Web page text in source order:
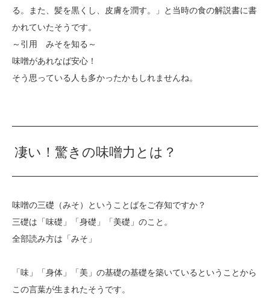
る。また、髪を黒くし、皮膚を潤す。」と当時の食の解説書に書
かれていたそうです。
～引用 みそを知る～
味噌があれなば安心！
そう思っている人も多かったかもしれませんね。
凄い！驚きの味噌力とは？
味噌の三礎（みそ）ということばをご存知ですか？
三礎は「味礎」「身礎」「美礎」のこと。
全部読み方は「みそ」
「味」「身体」「美」の基礎の基礎を築いているということから
この言葉が生まれたそうです。